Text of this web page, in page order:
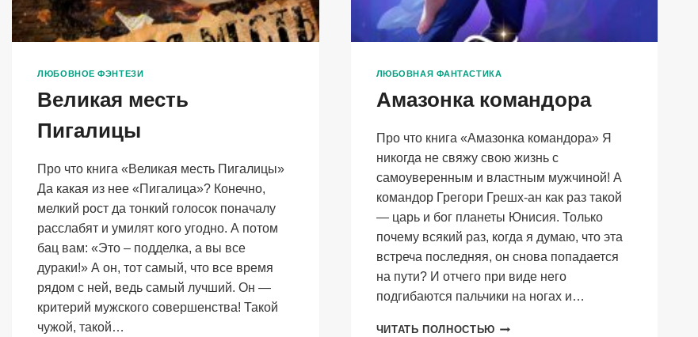
ЛЮБОВНОЕ ФЭНТЕЗИ
Великая месть
Пигалицы
Про что книга «Великая месть Пигалицы»
Да какая из нее «Пигалица»? Конечно,
мелкий рост да тонкий голосок поначалу
расслабят и умилят кого угодно. А потом
бац вам: «Это – подделка, а вы все
дураки!» А он, тот самый, что все время
рядом с ней, ведь самый лучший. Он —
критерий мужского совершенства! Такой
чужой, такой…
ЛЮБОВНАЯ ФАНТАСТИКА
Амазонка командора
Про что книга «Амазонка командора» Я
никогда не свяжу свою жизнь с
самоуверенным и властным мужчиной! А
командор Грегори Грешх-ан как раз такой
— царь и бог планеты Юнисия. Только
почему всякий раз, когда я думаю, что эта
встреча последняя, он снова попадается
на пути? И отчего при виде него
подгибаются пальчики на ногах и…
ЧИТАТЬ ПОЛНОСТЬЮ АМАЗОНКА